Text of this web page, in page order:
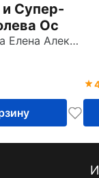
и Супер-
Ос
Саморядова Елена Александровна